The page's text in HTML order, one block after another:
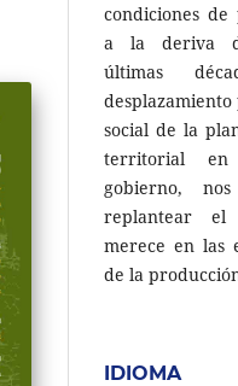
condiciones de
a la deriva
últimas
social de la
territorial
gobierno,
replantear
merece en las
de la
IDIOMA